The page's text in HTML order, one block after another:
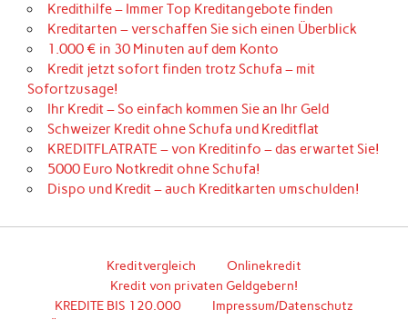
Kredithilfe – Immer Top Kreditangebote finden
Kreditarten – verschaffen Sie sich einen Überblick
1.000 € in 30 Minuten auf dem Konto
Kredit jetzt sofort finden trotz Schufa – mit
Sofortzusage!
Ihr Kredit – So einfach kommen Sie an Ihr Geld
Schweizer Kredit ohne Schufa und Kreditflat
KREDITFLATRATE – von Kreditinfo – das erwartet Sie!
5000 Euro Notkredit ohne Schufa!
Dispo und Kredit – auch Kreditkarten umschulden!
Kreditvergleich
Onlinekredit
Kredit von privaten Geldgebern!
KREDITE BIS 120.000
Impressum/Datenschutz